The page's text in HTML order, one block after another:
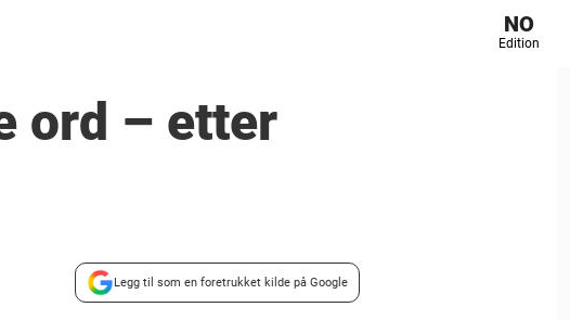
NO
Edition
ord – etter
Legg til som en foretrukket kilde på Google